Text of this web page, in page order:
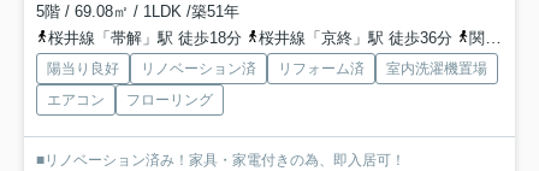
5階 / 69.08㎡ / 1LDK /築51年
桜井線「帯解」駅 徒歩18分
桜井線「京終」駅 徒歩36分 関西本線「郡山」駅 徒歩41分
陽当り良好 リノベーション済 リフォーム済
室内洗濯機置場
エアコン
フローリング
■リノベーション済み！家具・家電付きの為、即入居可！